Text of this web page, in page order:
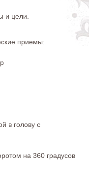
и цели.
приемы:
в голову с
на 360 градусов